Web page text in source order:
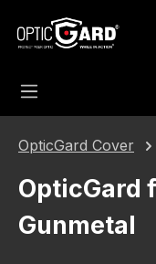
Preskoči na glavni
OpticGard Cover
OpticGard
Gunmetal